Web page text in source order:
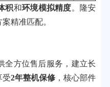
积和环境模拟精度。隆安
精准匹配。
全方位售后服务，建立长
受2年整机保修 ，核心部件